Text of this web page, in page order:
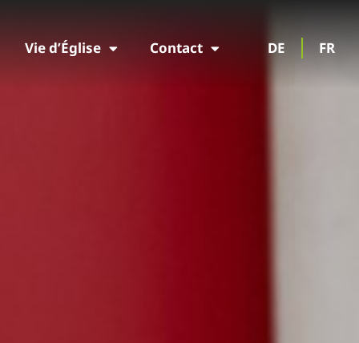
Vie d’Église Contact DE FR